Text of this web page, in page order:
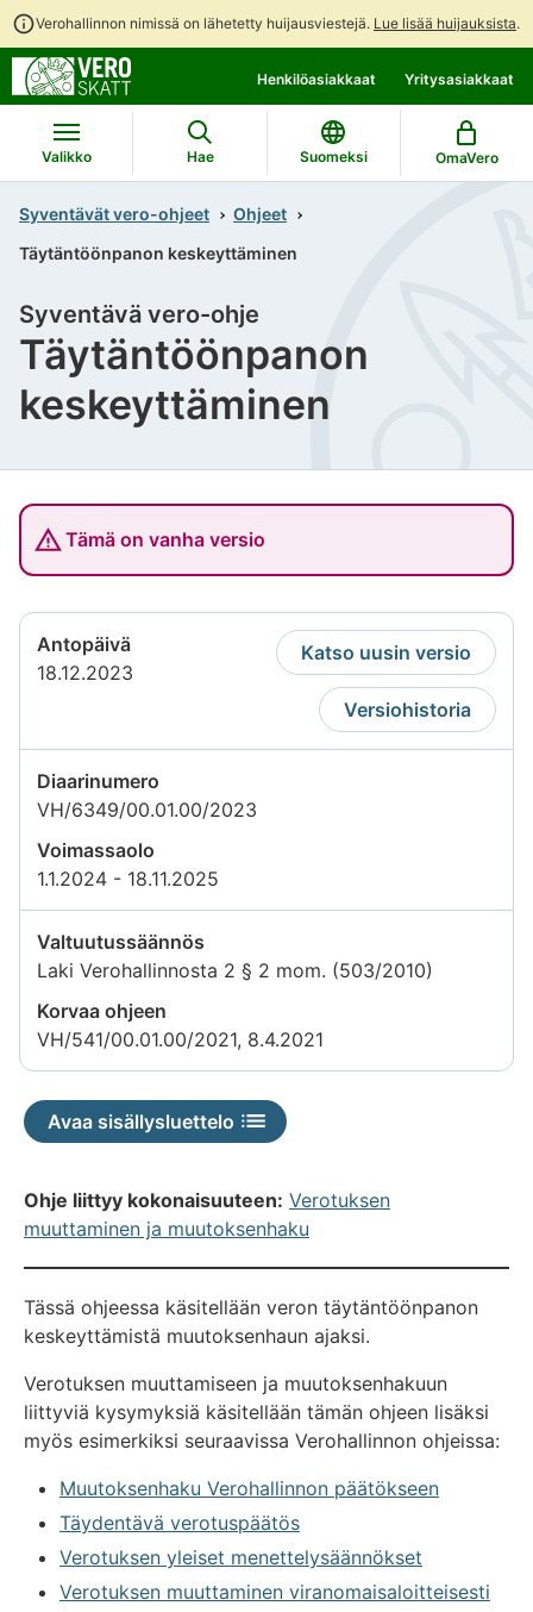
Verohallinnon nimissä on lähetetty huijausviestejä. Lue lisää huijauksista.
suoraan
sisältöön
koko
sivuston
hakuun
Henkilöasiakkaat Yritysasiakkaat
Valikko Hae Suomeksi OmaVero
Syventävät vero-ohjeet
Ohjeet
Täytäntöönpanon keskeyttäminen
Täytäntöönpanon
keskeyttäminen
Syventävä vero-ohje
Tämä on vanha versio
Antopäivä
18.12.2023
Katso uusin versio
Versiohistoria
Diaarinumero
VH/6349/00.01.00/2023
Voimassaolo
1.1.2024 - 18.11.2025
Valtuutussäännös
Laki Verohallinnosta 2 § 2 mom. (503/2010)
Korvaa ohjeen
VH/541/00.01.00/2021, 8.4.2021
Avaa sisällysluettelo
Ohje liittyy kokonaisuuteen: Verotuksen
muuttaminen ja muutoksenhaku
Tässä ohjeessa käsitellään veron täytäntöönpanon
keskeyttämistä muutoksenhaun ajaksi.
Verotuksen muuttamiseen ja muutoksenhakuun
liittyviä kysymyksiä käsitellään tämän ohjeen lisäksi
myös esimerkiksi seuraavissa Verohallinnon ohjeissa:
Muutoksenhaku Verohallinnon päätökseen
Täydentävä verotuspäätös
Verotuksen yleiset menettelysäännökset
Verotuksen muuttaminen viranomaisaloitteisesti